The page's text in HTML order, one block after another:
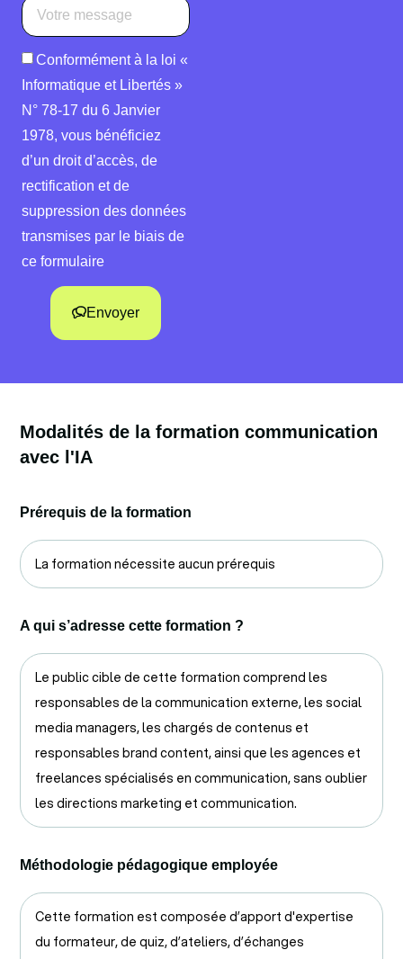
Conformément à la loi «
Informatique et Libertés »
N° 78-17 du 6 Janvier
1978, vous bénéficiez
d’un droit d’accès, de
rectification et de
suppression des données
transmises par le biais de
ce formulaire
Envoyer
Modalités de la formation communication
avec l'IA
Prérequis de la formation
La formation nécessite aucun prérequis
A qui s’adresse cette formation ?
Le public cible de cette formation comprend les
responsables de la communication externe, les social
media managers, les chargés de contenus et
responsables brand content, ainsi que les agences et
freelances spécialisés en communication, sans oublier
les directions marketing et communication.
Méthodologie pédagogique employée
Cette formation est composée d’apport d'expertise
du formateur, de quiz, d’ateliers, d’échanges